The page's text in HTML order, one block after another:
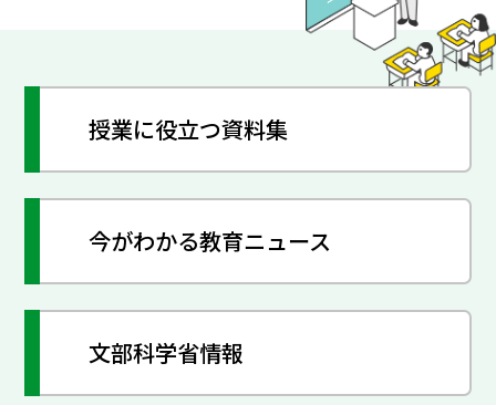
授業に役立つ資料集
今がわかる教育ニュース
文部科学省情報